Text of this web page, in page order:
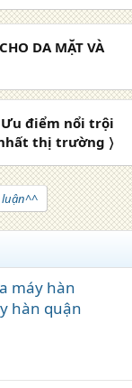
DA MẶT VÀ
Ưu điểm nổi trội
thị trường 〉
máy hàn
hàn quận